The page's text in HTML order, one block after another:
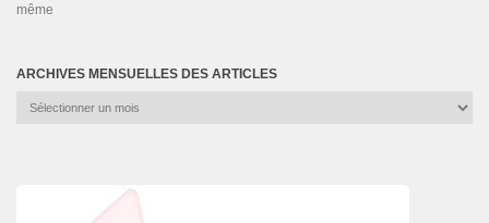
même
ARCHIVES MENSUELLES DES ARTICLES
Archives